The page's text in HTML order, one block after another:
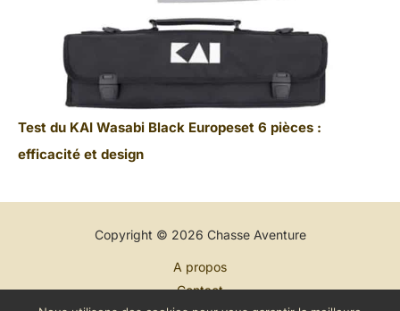
Test du KAI Wasabi Black Europeset 6 pièces :
efficacité et design
Copyright © 2026 Chasse Aventure
A propos
Contact